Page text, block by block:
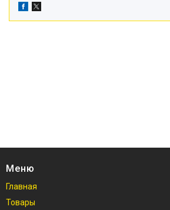
Меню
Главная
Товары